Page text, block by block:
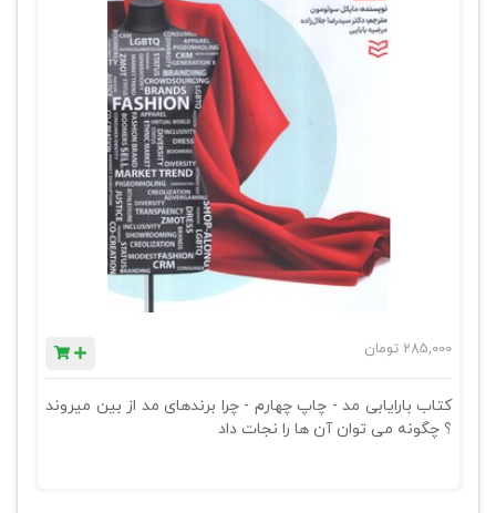
285,000 تومان
کتاب بارایابی مد - چاپ چهارم - چرا برندهای مد از بین میروند
؟ چگونه می توان آن ها را نجات داد